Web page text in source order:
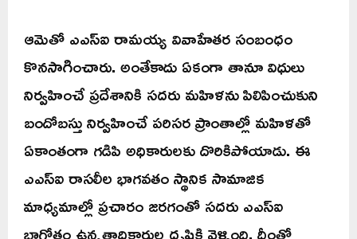
ఆమెతో ఎఎస్ఐ రామయ్య వివాహేతర సంబంధం
కొనసాగించారు. అంతేకాదు ఏకంగా తానూ విధులు
నిర్వహించే ప్రదేశానికి సదరు మహిళను పిలిపించుకుని
బందోబస్తు నిర్వహించే పరిసర ప్రాంతాల్లో మహిళతో
ఏకాంతంగా గడిపి అధికారులకు దొరికిపోయాడు. ఈ
ఎఎస్ఐ రాసలీల భాగవతం స్థానిక సామాజిక
మాధ్యమాల్లో ప్రచారం జరగంతో సదరు ఎఎస్ఐ